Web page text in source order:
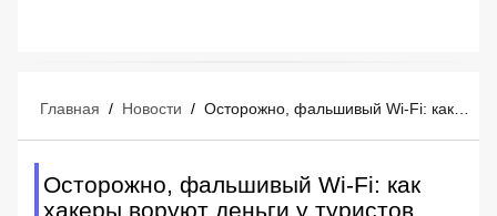
Главная / Новости /
Осторожно, фальшивый Wi-Fi: как
хакеры воруют деньги у туристов